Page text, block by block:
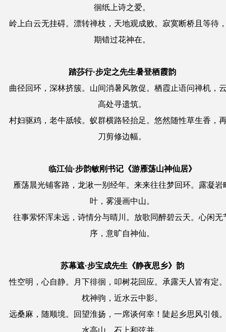
徊纸上诗之爱。
岭上白云无挂碍。漂转禅枝，天地观成败。寂寞断桥且等待
期错过花神在。
踏莎行·步定之先生暑登栖霞韵
曲径回环，深林挤簇。山间消暑风敦促。栖霞止语问禅机，
高处寻遗筑。
村妇驱鸡，老牛舐犊。蚁群横路轻抬足。悠然随性草生香，
刀剪修边幅。
临江仙·步韵敏刚书记《游雁荡山神仙居》
雁荡晨光铺客路，龙湫一别经年。来来往往梦回环。露凝岩
叶，雾漫画中山。
往事萦怀浑未远，诗情分与晴川。放歌同醉碧云天。心闲无
序，意旷自神仙。
苏幕遮·步宝成先生《静夜思乡》韵
性空明，心自静。月下徘徊，叩树花回应。承露天人皆有定
枕神驹，近水云中影。
远桑麻，随顺境。回望淮扬，一席谈何幸！陡起乡思风引领
水高山，石上和弦并。